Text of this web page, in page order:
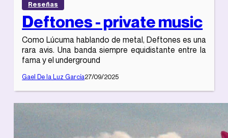
Reseñas
Deftones - private music
Como Lúcuma hablando de metal, Deftones es una
rara avis. Una banda siempre equidistante entre la
fama y el underground
Gael De la Luz García27/09/2025